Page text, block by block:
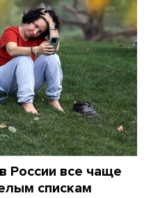
России все чаще
спискам